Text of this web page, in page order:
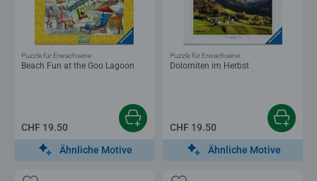
Beach Fun at the Goo Lagoon
Puzzle für Erwachsene
CHF 19.50
Ähnliche Motive
Dolomiten im Herbst
Puzzle für Erwachsene
CHF 19.50
Ähnliche Motive